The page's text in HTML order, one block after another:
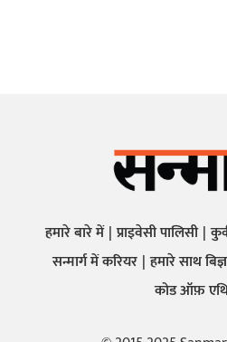
हमारे बारे में प्राइवेसी पालिसी
सन्मार्ग में करियर हमारे साथ
कोड ऑफ़